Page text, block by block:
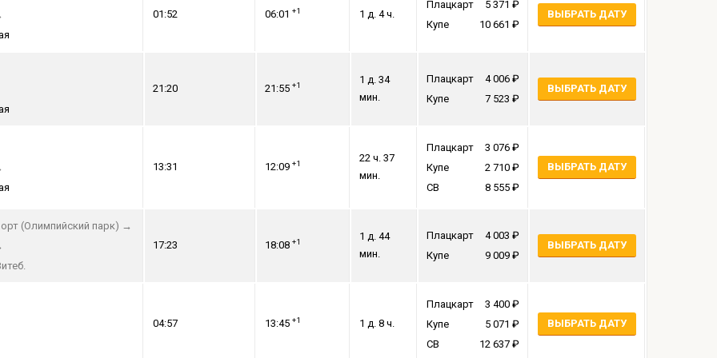
01:52 06:01 +1 1 д. 4 ч.
Плацкарт
5 371
Купе
10 661
ВЫБРАТЬ ДАТУ
21:20 21:55 +1
1 д. 34
мин.
Плацкарт
4 006
Купе
7 523
ВЫБРАТЬ ДАТУ
13:31 12:09 +1
22 ч. 37
мин.
Плацкарт
3 076
Купе
2 710
СВ
8 555
ВЫБРАТЬ ДАТУ
(Олимпийский парк) →
17:23 18:08 +1
1 д. 44
мин.
Плацкарт
4 003
Купе
9 009
ВЫБРАТЬ ДАТУ
04:57 13:45 +1 1 д. 8 ч.
Плацкарт
3 400
Купе
5 071
СВ
12 637
ВЫБРАТЬ ДАТУ